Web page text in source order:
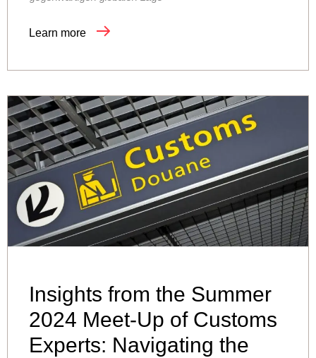
Learn more
Insights from the Summer
2024 Meet-Up of Customs
Experts: Navigating the